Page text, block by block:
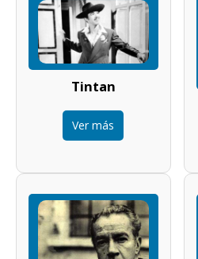
Tintan
Ver más